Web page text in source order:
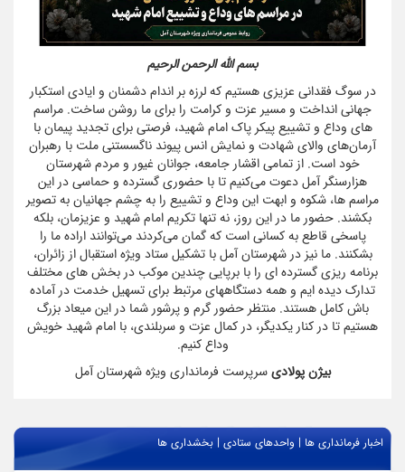
بسم الله الرحمن الرحیم
در سوگ فقدانی عزیزی هستیم که لرزه بر اندام دشمنان و ایادی استکبار
جهانی انداخت و مسیر عزت و کرامت را برای ما روشن ساخت. مراسم
های وداع و تشییع پیکر پاک امام شهید، فرصتی برای تجدید پیمان با
آرمان‌های والای شهادت و نمایش انس پیوند ناگسستنی ملت با رهبران
خود است. از تمامی اقشار جامعه، جوانان غیور و مردم شهرستان
هزارسنگر آمل دعوت می‌کنیم تا با حضوری گسترده و حماسی در این
مراسم ها، شکوه و ابهت این وداع و تشییع را به چشم جهانیان به تصویر
بکشند. حضور ما در این روز، نه تنها تکریم امام شهید و عزیزمان، بلکه
پاسخی قاطع به کسانی است که گمان می‌کردند می‌توانند اراده ما را
بشکنند. ما نیز در شهرستان آمل با تشکیل ستاد ویژه استقبال از زائران،
برنامه ریزی گسترده ای را با برپایی چندین موکب در بخش های مختلف
تدارک دیده ایم و همه دستگاههای مرتبط برای تسهیل خدمت در آماده
باش کامل هستند. منتظر حضور گرم و پرشور شما در این میعاد بزرگ
هستیم تا در کنار یکدیگر، در کمال عزت و سربلندی، با امام شهید خویش
وداع کنیم.
بیژن پولادیسرپرست فرمانداری ویژه شهرستان آمل
اخبار فرمانداری ها | واحدهای ستادی | بخشداری ها